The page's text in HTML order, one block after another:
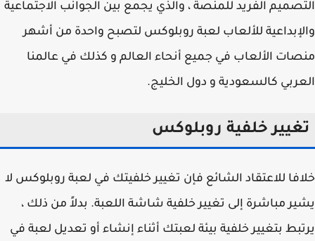
الفريد للمنصة ، والذي يجمع بين الجوانب الاجتماعية
للألعاب لعبة روبلوكس لتصبح واحدة من أشهر
الألعاب في جميع أنحاء العالم و كذلك في عالمنا
كالسعودية و دول الخليج.
خلفية روبلوكس
للاعتقاد الشائع فإن تغيير خلفيتك في لعبة روبلوكس لا
مباشرة إلى تغيير خلفية شاشة اللعبة. بدلاً من ذلك ،
بتغيير خلفية بيئة لعبتك أثناء إنشاء أو تعديل لعبة في